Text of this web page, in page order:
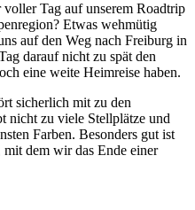
Tag auf unserem Roadtrip
Etwas wehmütig
auf den Weg nach Freiburg in
darauf nicht zu spät den
eine weite Heimreise haben.
sicherlich mit zu den
nicht zu viele Stellplätze und
Farben. Besonders gut ist
dem wir das Ende einer